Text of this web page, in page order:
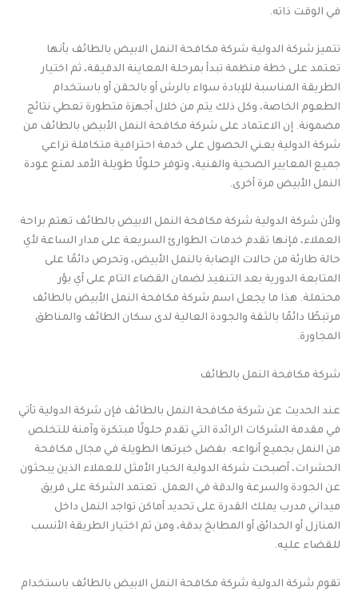
في الوقت ذاته.
تتميز شركة الدولية شركة مكافحة النمل الابيض بالطائف بأنها
تعتمد على خطة منظمة تبدأ بمرحلة المعاينة الدقيقة، ثم اختيار
الطريقة المناسبة للإبادة سواء بالرش أو بالحقن أو باستخدام
الطعوم الخاصة، وكل ذلك يتم من خلال أجهزة متطورة تعطي نتائج
مضمونة. إن الاعتماد على شركة مكافحة النمل الأبيض بالطائف من
شركة الدولية يعني الحصول على خدمة احترافية متكاملة تراعي
جميع المعايير الصحية والفنية، وتوفر حلولًا طويلة الأمد لمنع عودة
النمل الأبيض مرة أخرى.
ولأن شركة الدولية شركة مكافحة النمل الابيض بالطائف تهتم براحة
العملاء، فإنها تقدم خدمات الطوارئ السريعة على مدار الساعة لأي
حالة طارئة من حالات الإصابة بالنمل الأبيض، وتحرص دائمًا على
المتابعة الدورية بعد التنفيذ لضمان القضاء التام على أي بؤر
محتملة. هذا ما يجعل اسم شركة مكافحة النمل الأبيض بالطائف
مرتبطًا دائمًا بالثقة والجودة العالية لدى سكان الطائف والمناطق
المجاورة.
شركة مكافحة النمل بالطائف
عند الحديث عن شركة مكافحة النمل بالطائف فإن شركة الدولية تأتي
في مقدمة الشركات الرائدة التي تقدم حلولًا مبتكرة وآمنة للتخلص
من النمل بجميع أنواعه. بفضل خبرتها الطويلة في مجال مكافحة
الحشرات، أصبحت شركة الدولية الخيار الأمثل للعملاء الذين يبحثون
عن الجودة والسرعة والدقة في العمل. تعتمد الشركة على فريق
ميداني مدرب يملك القدرة على تحديد أماكن تواجد النمل داخل
المنازل أو الحدائق أو المطابخ بدقة، ومن ثم اختيار الطريقة الأنسب
للقضاء عليه.
تقوم شركة الدولية شركة مكافحة النمل الابيض بالطائف باستخدام